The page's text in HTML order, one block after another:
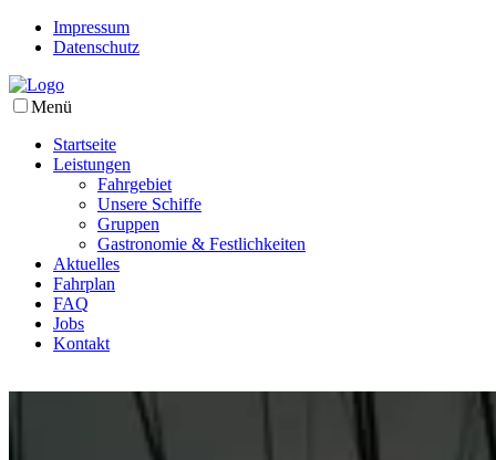
Impressum
Datenschutz
Menü
Startseite
Leistungen
Fahrgebiet
Unsere Schiffe
Gruppen
Gastronomie & Festlichkeiten
Aktuelles
Fahrplan
FAQ
Jobs
Kontakt